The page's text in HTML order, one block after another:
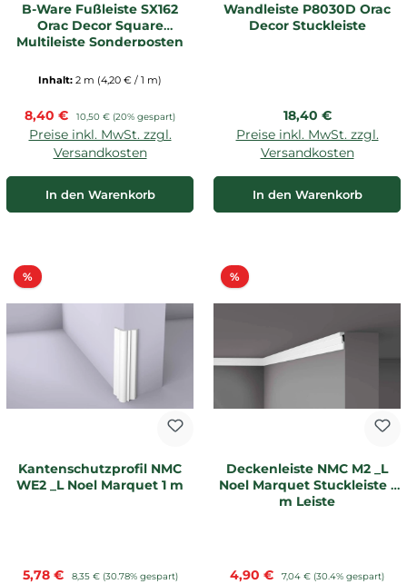
B-Ware Fußleiste SX162
Orac Decor Square
Multileiste Sonderposten
Beschädigungen
Inhalt: 2 m (4,20 € / 1 m)
Verkaufspreis:
8,40 € Regulärer Preis:
10,50 € (20% gespart)
Preise inkl. MwSt. zzgl.
Versandkosten
In den Warenkorb
Wandleiste P8030D Orac
Decor Stuckleiste
Regulärer Preis:
18,40 €
Preise inkl. MwSt. zzgl.
Versandkosten
In den Warenkorb
%Rabatt
Kantenschutzprofil NMC
WE2 _L Noel Marquet 1 m
Verkaufspreis:
5,78 € Regulärer Preis:
8,35 € (30.78% gespart)
%Rabatt
Deckenleiste NMC M2 _L
Noel Marquet Stuckleiste 1
m Leiste
Verkaufspreis:
4,90 € Regulärer Preis:
7,04 € (30.4% gespart)